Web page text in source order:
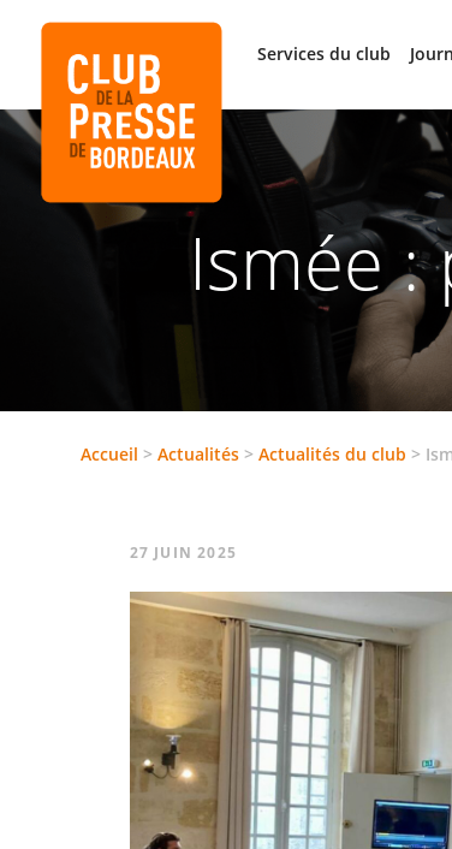
Services du club
Ismée
Accueil >Actualités >Actualités du club >
27 JUIN 2025